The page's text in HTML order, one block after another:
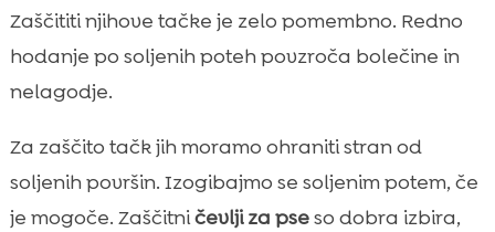
Zaščititi njihove tačke je zelo pomembno. Redno
hodanje po soljenih poteh povzroča bolečine in
nelagodje.
Za zaščito tačk jih moramo ohraniti stran od
soljenih površin. Izogibajmo se soljenim potem, če
je mogoče. Zaščitničevlji za pseso dobra izbira,